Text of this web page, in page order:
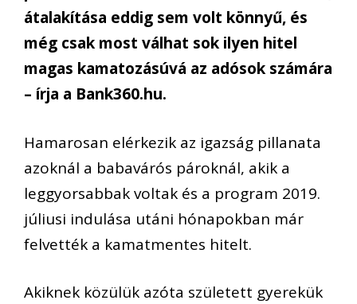
átalakítása eddig sem volt könnyű, és
még csak most válhat sok ilyen hitel
magas kamatozásúvá az adósok számára
– írja a Bank360.hu.
Hamarosan elérkezik az igazság pillanata
azoknál a babavárós pároknál, akik a
leggyorsabbak voltak és a program 2019.
júliusi indulása utáni hónapokban már
felvették a kamatmentes hitelt.
Akiknek közülük azóta született gyerekük